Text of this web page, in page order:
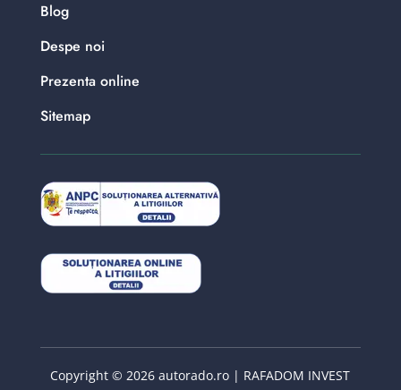
Blog
Despe noi
Prezenta online
Sitemap
Copyright © 2026 autorado.ro | RAFADOM INVEST